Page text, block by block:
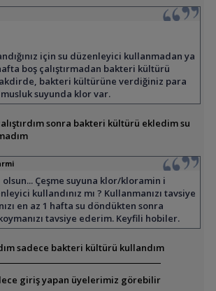
için su düzenleyici kullanmadan ya
boş çalıştırmadan bakteri kültürü
bakteri kültürüne verdiğiniz para
suyunda klor var.
sonra bakteri kültürü ekledim su
olsun... Çeşme suyuna klor/kloramin i
kullandınız mı ? Kullanmanızı tavsiye
en az 1 hafta su döndükten sonra
tavsiye ederim. Keyfili hobiler.
sadece bakteri kültürü kullandım
giriş yapan üyelerimiz görebilir